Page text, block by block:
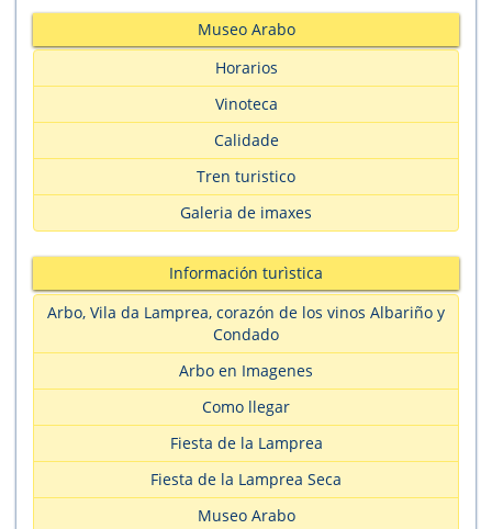
Museo Arabo
Horarios
Vinoteca
Calidade
Tren turistico
Galeria de imaxes
Información turìstica
Arbo, Vila da Lamprea, corazón de los vinos Albariño y
Condado
Arbo en Imagenes
Como llegar
Fiesta de la Lamprea
Fiesta de la Lamprea Seca
Museo Arabo